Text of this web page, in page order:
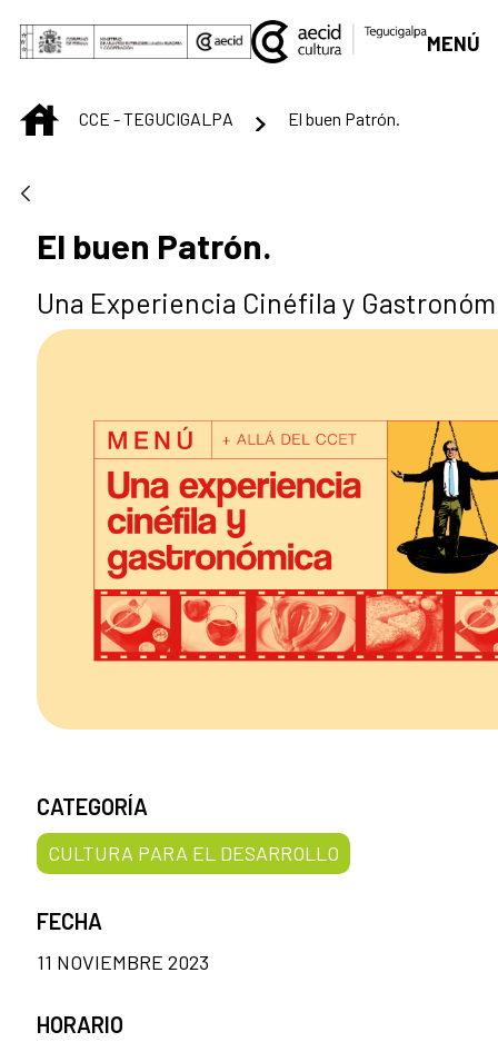
Saltar al contenido principal
MENÚ
INICIOCCE - TEGUCIGALPA El buen Patrón.
El buen Patrón.
Una Experiencia Cinéfila y
CATEGORÍA
CULTURA PARA EL DESARROLLO
FECHA
11 NOVIEMBRE 2023
HORARIO